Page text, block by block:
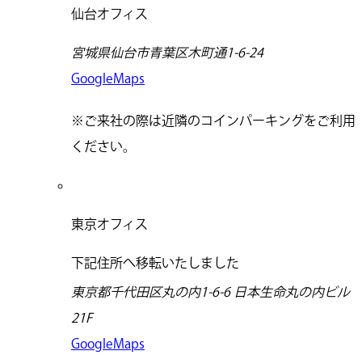
仙台オフィス
宮城県仙台市青葉区木町通1-6-24
GoogleMaps
※ご来社の際は近隣のコインパーキングをご利用
ください。
東京オフィス
下記住所へ移転いたしました
東京都千代田区丸の内1-6-6 日本生命丸の内ビル
21F
GoogleMaps